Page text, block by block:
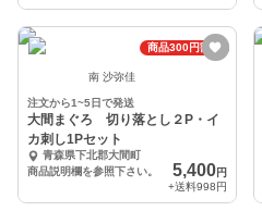
商品300円割引
南 沙弥佳
注文から1~5日で発送
大間まぐろ 切り落とし２P・イ
カ刺し1Pセット
青森県下北郡大間町
商品説明欄を参照下さい。
5,400円
+送料998円